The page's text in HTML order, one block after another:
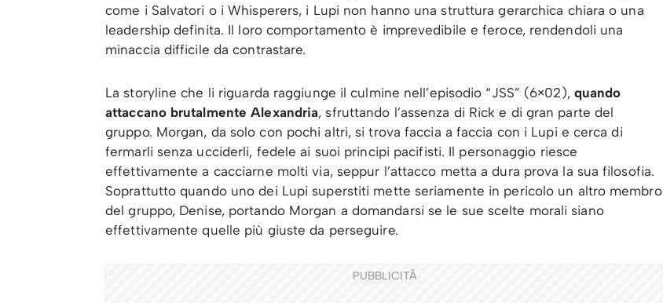
come i Salvatori o i Whisperers, i Lupi non hanno una struttura gerarchica chiara o una
leadership definita. Il loro comportamento è imprevedibile e feroce, rendendoli una
minaccia difficile da contrastare.
La storyline che li riguarda raggiunge il culmine nell’episodio “JSS” (6×02),quando
attaccano brutalmente Alexandria, sfruttando l’assenza di Rick e di gran parte del
gruppo. Morgan, da solo con pochi altri, si trova faccia a faccia con i Lupi e cerca di
fermarli senza ucciderli, fedele ai suoi principi pacifisti. Il personaggio riesce
effettivamente a cacciarne molti via, seppur l’attacco metta a dura prova la sua filosofia.
Soprattutto quando uno dei Lupi superstiti mette seriamente in pericolo un altro membro
del gruppo, Denise, portando Morgan a domandarsi se le sue scelte morali siano
effettivamente quelle più giuste da perseguire.
PUBBLICITÀ